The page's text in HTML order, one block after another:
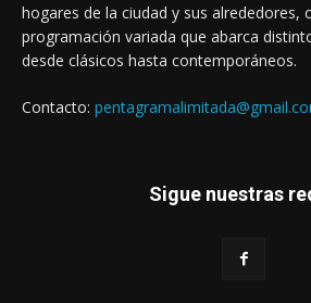
hogares de la ciudad y sus alrededores,
programación variada que abarca
desde clásicos hasta contemporáneos.
Contacto:
Sigue nuestras